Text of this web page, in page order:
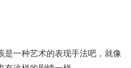
是一种艺术的表现手法吧，就像